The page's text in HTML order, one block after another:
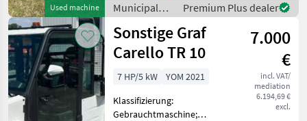
Used machine
Municipal
equipment /
Cosma
Premium Plus dealer
Sonstige Graf
Carello TR 10
7.000
€
incl. VAT/
mediation
6.194,69 €
excl.
7 HP/5 kW
YOM 2021
Klassifizierung:
Gebrauchtmaschine;